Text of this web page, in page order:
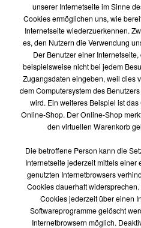
unserer Internetseite im Sinne
Cookies ermöglichen uns, wie
Internetseite wiederzuerkennen.
es, den Nutzern die Verwendung
Der Benutzer einer
beispielsweise nicht bei jedem
Zugangsdaten eingeben, weil dies
dem Computersystem des
wird. Ein weiteres Beispiel ist
Online-Shop. Der Online-Shop
den virtuellen Warenkorb
Die betroffene Person kann die
Internetseite jederzeit mittels
genutzten Internetbrowsers
Cookies dauerhaft
Cookies jederzeit über einen
Softwareprogramme gelöscht
Internetbrowsern möglich.